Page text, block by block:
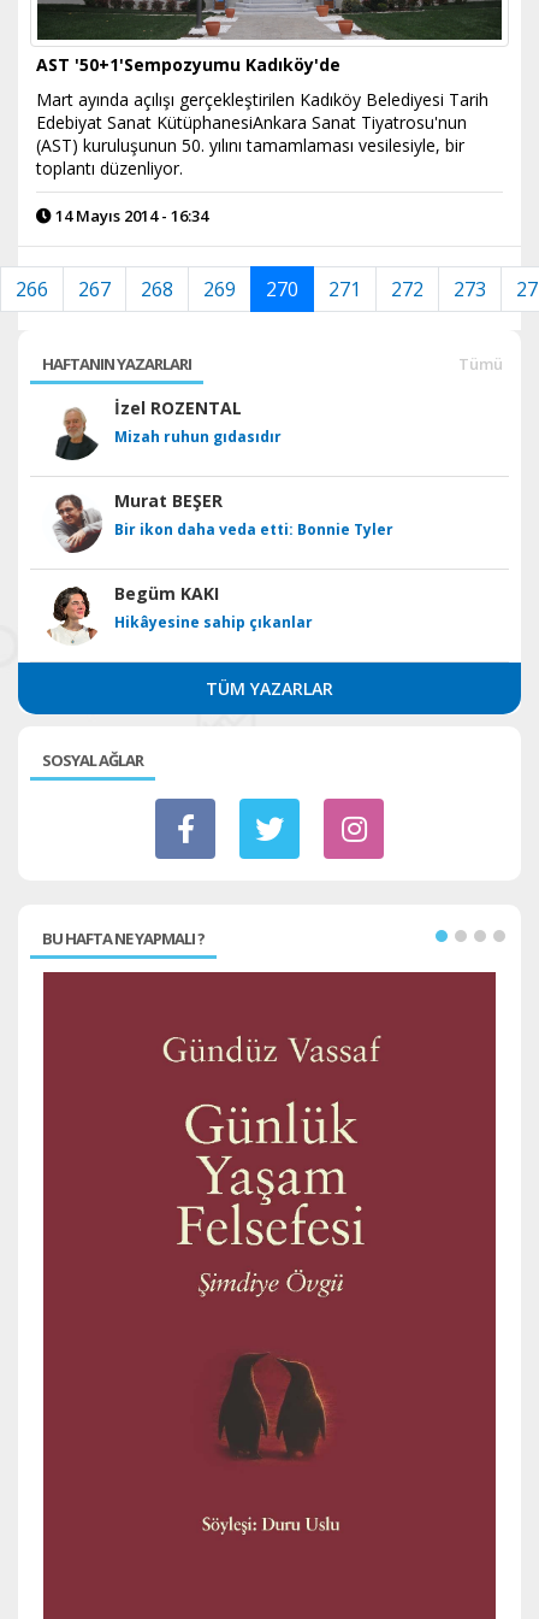
AST '50+1'Sempozyumu Kadıköy'de
Mart ayında açılışı gerçekleştirilen Kadıköy Belediyesi Tarih
Edebiyat Sanat KütüphanesiAnkara Sanat Tiyatrosu'nun
(AST) kuruluşunun 50. yılını tamamlaması vesilesiyle, bir
toplantı düzenliyor.
14 Mayıs 2014 - 16:34
266 267 268 269 270 271 272 273
HAFTANIN YAZARLARI Tümü
İzel ROZENTAL
Mizah ruhun gıdasıdır
Murat BEŞER
Bir ikon daha veda etti: Bonnie Tyler
Begüm KAKI
Hikâyesine sahip çıkanlar
TÜM YAZARLAR
SOSYAL AĞLAR
BU HAFTA NE YAPMALI ?